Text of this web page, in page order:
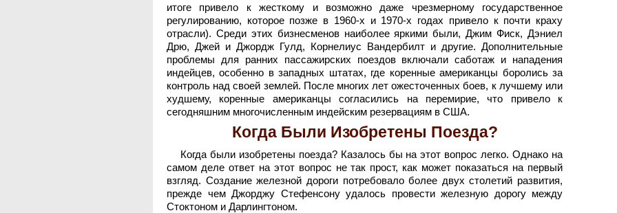
итоге привело к жесткому и возможно даже чрезмерному государственное
регулированию, которое позже в 1960-х и 1970-х годах привело к почти краху
отрасли). Среди этих бизнесменов наиболее яркими были, Джим Фиск, Дэниел
Дрю, Джей и Джордж Гулд, Корнелиус Вандербилт и другие. Дополнительные
проблемы для ранних пассажирских поездов включали саботаж и нападения
индейцев, особенно в западных штатах, где коренные американцы боролись за
контроль над своей землей. После многих лет ожесточенных боев, к лучшему или
худшему, коренные американцы согласились на перемирие, что привело к
сегодняшним многочисленным индейским резервациям в США.
Когда Были Изобретены Поезда?
Когда были изобретены поезда? Казалось бы на этот вопрос легко. Однако на
самом деле ответ на этот вопрос не так прост, как может показаться на первый
взгляд. Создание железной дороги потребовало более двух столетий развития,
прежде чем Джорджу Стефенсону удалось провести железную дорогу между
Стоктоном и Дарлингтоном.